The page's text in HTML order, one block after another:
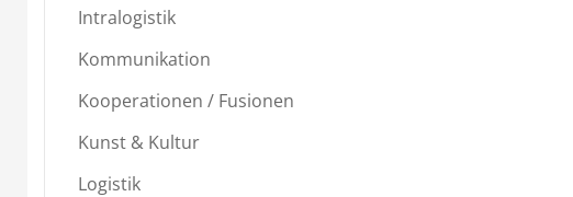
Intralogistik
Kommunikation
Kooperationen / Fusionen
Kunst & Kultur
Logistik